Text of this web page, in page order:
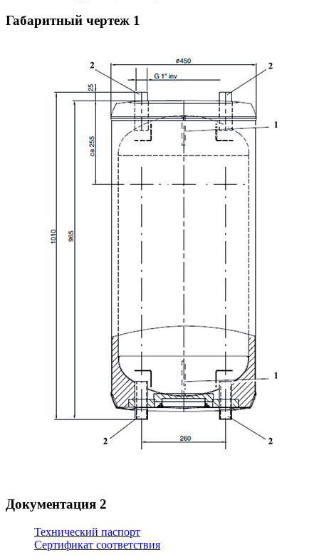
Габаритный чертеж 1
Документация 2
Технический паспорт
Сертификат соответствия